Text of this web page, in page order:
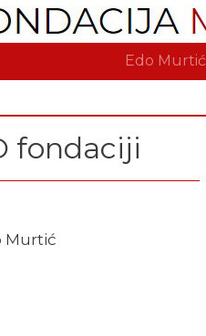
Edo Murtić
fondaciji
Murtić